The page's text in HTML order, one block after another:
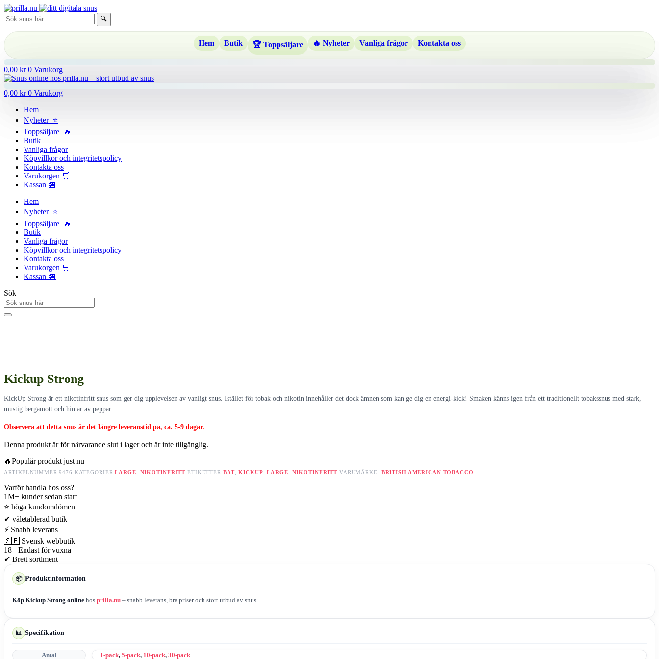
Hoppa
till
innehåll
🔍
Hem Butik 🏆 Toppsäljare 🔥 Nyheter Vanliga frågor Kontakta oss
0,00 kr 0 Varukorg
0,00 kr 0 Varukorg
Hem
Nyheter ⭐
Toppsäljare 🔥
Butik
Vanliga frågor
Köpvillkor och integritetspolicy
Kontakta oss
Varukorgen 🛒
Kassan 🏪
Hem
Nyheter ⭐
Toppsäljare 🔥
Butik
Vanliga frågor
Köpvillkor och integritetspolicy
Kontakta oss
Varukorgen 🛒
Kassan 🏪
Sök
Kickup Strong
KickUp Strong är ett nikotinfritt snus som ger dig upplevelsen av vanligt snus. Istället för tobak och nikotin innehåller det dock ämnen som kan ge dig en energi-kick! Smaken känns igen från ett traditionellt tobakssnus med stark,
mustig bergamott och hintar av peppar.
Observera att detta snus är det längre leveranstid på, ca. 5-9 dagar.
Denna produkt är för närvarande slut i lager och är inte tillgänglig.
🔥Populär produkt just nu
ARTIKELNUMMER9476 KATEGORIER LARGE NIKOTINFRITT ETIKETTER BAT,KICKUP ,LARGE NIKOTINFRITT VARUMÄRKE: BRITISH AMERICAN TOBACCO
Varför handla hos oss?
1M+ kunder sedan start
⭐ höga kundomdömen
✔ väletablerad butik
⚡ Snabb leverans
🇸🇪 Svensk webbutik
18+ Endast för vuxna
✔ Brett sortiment
📦 Produktinformation
Köp Kickup Strong online hos prilla.nu – snabb leverans, bra priser och stort utbud av snus.
📊 Specifikation
Antal 1-pack, 5-pack, 10-pack, 30-pack